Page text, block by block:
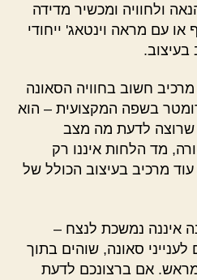
ולחוויה ומכשיר מדידה
עם מראה וינטאג' ייחודי
בעיצוב.
חשוב בחוויה הסאונה
בשפה המקצועית – הוא
שרוצה לדעת מה מצב
מד הלחות איננו רק
מרכיב בעיצוב הכולל של
איננה נמשכת לנצח –
סאונה, שוהים בתוך
מראש. אם ברצונכם לדעת